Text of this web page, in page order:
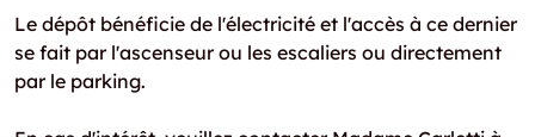
Le dépôt bénéficie de l'électricité et l'accès à ce dernier
se fait par l'ascenseur ou les escaliers ou directement
par le parking.